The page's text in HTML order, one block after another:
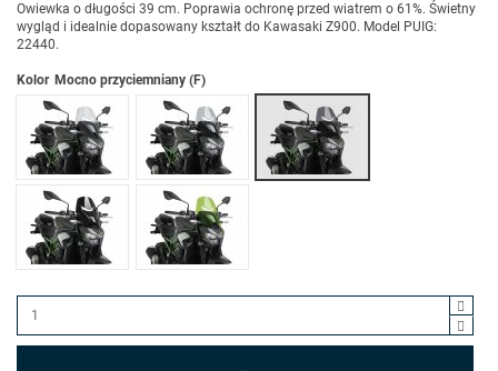
Owiewka o długości 39 cm. Poprawia ochronę przed wiatrem o 61%. Świetny
wygląd i idealnie dopasowany kształt do Kawasaki Z900. Model PUIG:
22440.
Kolor
Przezroczysty (W)
Lekko przyciemniany (H)Mocno przyciemniany (F)
Czarny (N) Zielony (V)